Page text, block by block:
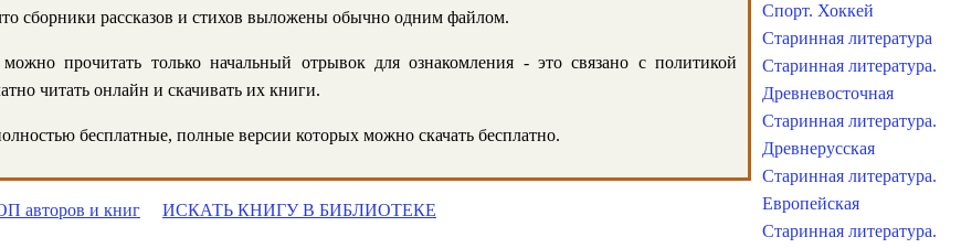
сборники рассказов и стихов выложены обычно одним файлом.
прочитать только начальный отрывок для ознакомления - это связано с политикой
читать онлайн и скачивать их книги.
бесплатные, полные версии которых можно скачать бесплатно.
авторов и книг ИСКАТЬ КНИГУ В БИБЛИОТЕКЕ
Спорт. Хоккей
Старинная литература
Старинная литература.
Древневосточная
Старинная литература.
Древнерусская
Старинная литература.
Европейская
Старинная литература.